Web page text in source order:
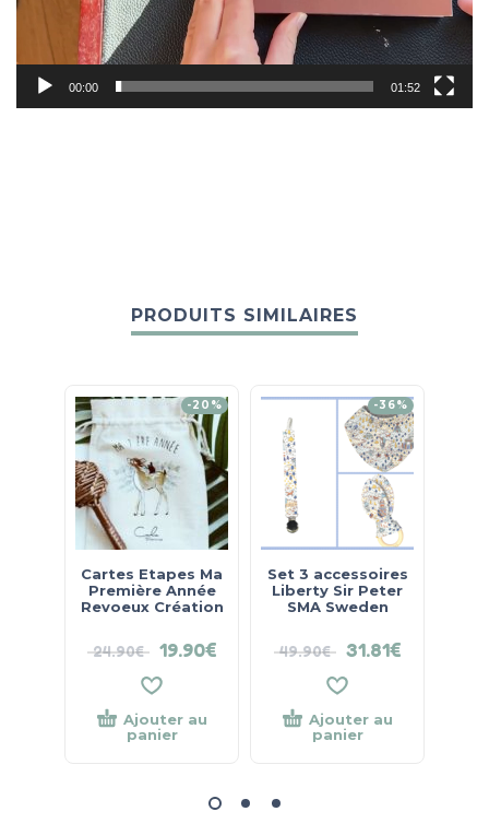
00:00 01:52
PRODUITS SIMILAIRES
-20%
Cartes Etapes Ma
Première Année
Revoeux Création
24.90€ 19.90€
Ajouter au
panier
-36%
Set 3 accessoires
Liberty Sir Peter
SMA Sweden
49.90€ 31.81€
Ajouter au
panier